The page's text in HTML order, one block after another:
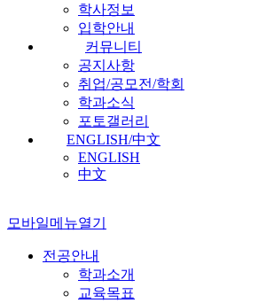
학사정보
입학안내
커뮤니티
공지사항
취업/공모전/학회
학과소식
포토갤러리
ENGLISH/中文
ENGLISH
中文
모바일메뉴열기
전공안내
학과소개
교육목표